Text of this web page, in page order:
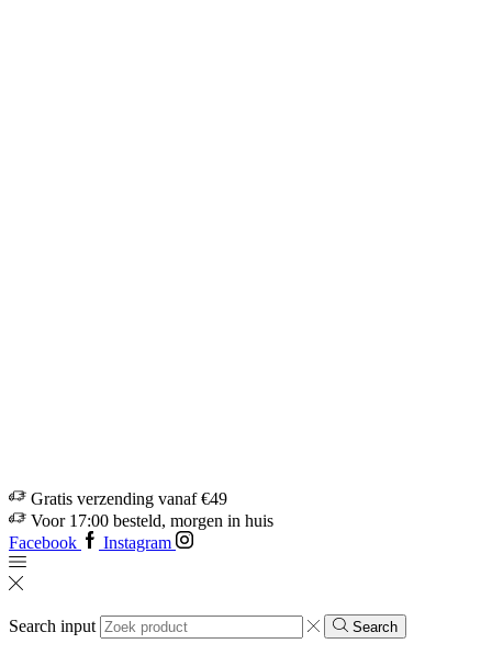
Gratis verzending vanaf €49
Voor 17:00 besteld, morgen in huis
Facebook
Instagram
Search input Search